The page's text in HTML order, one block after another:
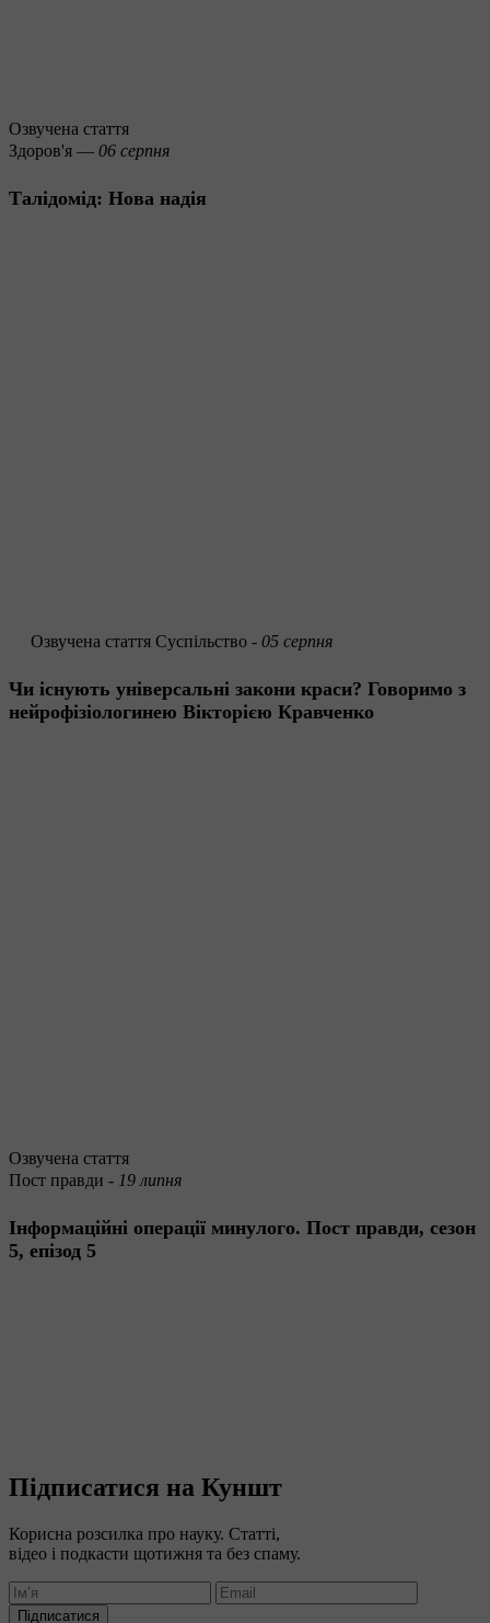
Озвучена стаття
Здоров'я — 06 серпня
Талідомід: Нова надія
Озвучена стаття Суспільство - 05 серпня
Чи існують універсальні закони краси? Говоримо з
нейрофізіологинею Вікторією Кравченко
Озвучена стаття
Пост правди - 19 липня
Інформаційні операції минулого. Пост правди, сезон
5, епізод 5
Підписатися на Куншт
Корисна розсилка про науку. Статті,
відео і подкасти щотижня та без спаму.
Підписатися